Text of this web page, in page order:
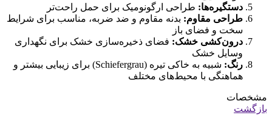
دستگیره‌ها: طراحی ارگونومیک برای حمل راحت‌تر
طراحی مقاوم: بدنه مقاوم و ضد ضربه، مناسب برای شرایط
سخت و فضای باز
درون‌کشی خشک: فضای ذخیره‌سازی خشک برای نگهداری
وسایل خشک
رنگ:
شبیه به خاکی تیره (Schiefergrau) برای زیبایی بیشتر و
هماهنگی با محیط‌های مختلف
مشخصات
بازگشت